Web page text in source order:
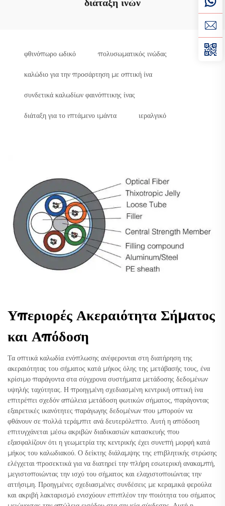
φθινόπωρο ωδικό πολυσωματικός ινώδας
καλώδιο για την προσάρτηση με οπτική ίνα
συνδετικά καλωδίων φαινόπτικης ίνας
διάταξη για το ιπτάμενο ιμάντα ιεραλγικό
Υπεριορές Ακεραιότητα Σήματος
και Απόδοση
Τα οπτικά καλωδία ενόπλωσης ανέφερονται στη διατήρηση της
ακεραιότητας του σήματος κατά μήκος όλης της μετάβασής τους, ένα
κρίσιμο παράγοντα στα σύγχρονα συστήματα μετάδοσης δεδομένων
υψηλής ταχύτητας. Η προηγμένη σχεδιασμένη κεντρική οπτική ίνα
επιτρέπει σχεδόν απώλεια μετάδοση φωτικών σήματος, παράγοντας
εξαιρετικές ικανότητες παράγωγης δεδομένων που μπορούν να
φθάνουν σε πολλά τεράμπιτ ανά δευτερόλεπτο. Αυτή η απόδοση
επιτυγχάνεται μέσω ακριβών διαδικασιών κατασκευής που
εξασφαλίζουν ότι η γεωμετρία της κεντρικής έχει συνεπή μορφή κατά
μήκος του καλωδιακού. Ο δείκτης διάλαμψης της επιβλητικής στρώσης
ελέγχεται προσεκτικά για να διατηρεί την πλήρη εσωτερική ανακαμπή,
μεγιστοποιώντας την ισχύ του σήματος και ελαχιστοποιώντας την
αττήσιμη. Προηγμένες σχεδιασμένες συνδέσεις με κεραμικά φερούλα
και ακριβή λακταρισμό ενισχύουν επιπλέον την ποιότητα του σήματος